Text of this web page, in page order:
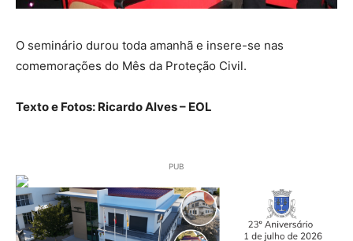
O seminário durou toda amanhã e insere-se nas
comemorações do Mês da Proteção Civil.
Texto e Fotos: Ricardo Alves – EOL
PUB